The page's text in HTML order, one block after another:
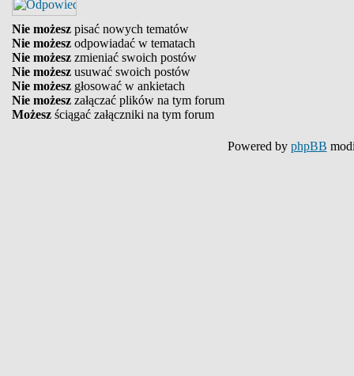
Nie możesz pisać nowych tematów
Nie możesz odpowiadać w tematach
Nie możesz zmieniać swoich postów
Nie możesz usuwać swoich postów
Nie możesz głosować w ankietach
Nie możesz załączać plików na tym forum
Możesz ściągać załączniki na tym forum
Powered by phpBB